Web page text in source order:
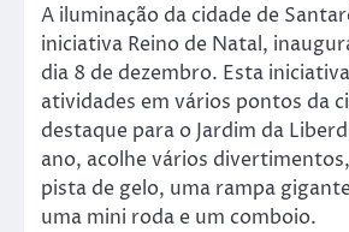
A iluminação da cidade de
iniciativa Reino de Natal,
dia 8 de dezembro. Esta
atividades em vários pontos da
destaque para o Jardim da
ano, acolhe vários
pista de gelo, uma rampa
uma mini roda e um comboio.